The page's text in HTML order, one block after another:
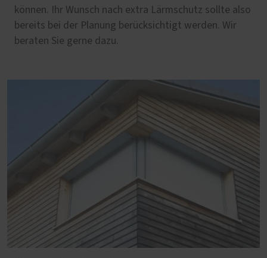
können. Ihr Wunsch nach extra Lärmschutz sollte also
bereits bei der Planung berücksichtigt werden. Wir
beraten Sie gerne dazu.